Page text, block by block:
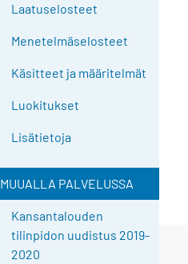
Laatuselosteet
Menetelmäselosteet
Käsitteet ja määritelmät
Luokitukset
Lisätietoja
MUUALLA PALVELUSSA
Kansantalouden
tilinpidon uudistus 2019-
2020